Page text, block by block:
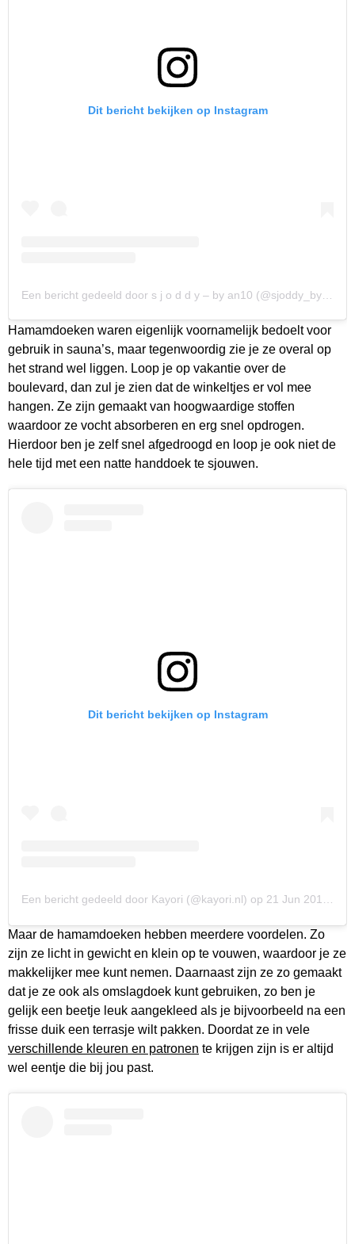
Dit bericht bekijken op Instagram
Hamamdoeken waren eigenlijk voornamelijk bedoelt voor
gebruik in sauna’s, maar tegenwoordig zie je ze overal op
het strand wel liggen. Loop je op vakantie over de
boulevard, dan zul je zien dat de winkeltjes er vol mee
hangen. Ze zijn gemaakt van hoogwaardige stoffen
waardoor ze vocht absorberen en erg snel opdrogen.
Hierdoor ben je zelf snel afgedroogd en loop je ook niet de
hele tijd met een natte handdoek te sjouwen.
Dit bericht bekijken op Instagram
Een bericht gedeeld door Kayori (@kayori.nl) op 21 Jun 2019 om 2:38 (PDT)
Maar de hamamdoeken hebben meerdere voordelen. Zo
zijn ze licht in gewicht en klein op te vouwen, waardoor je ze
makkelijker mee kunt nemen. Daarnaast zijn ze zo gemaakt
dat je ze ook als omslagdoek kunt gebruiken, zo ben je
gelijk een beetje leuk aangekleed als je bijvoorbeeld na een
frisse duik een terrasje wilt pakken. Doordat ze in vele
verschillende kleuren en patronen te krijgen zijn is er altijd
wel eentje die bij jou past.